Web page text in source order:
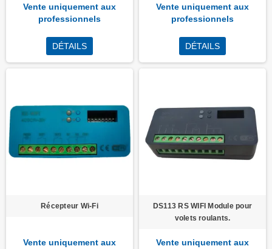
Vente uniquement aux
professionnels
DÉTAILS
Vente uniquement aux
professionnels
DÉTAILS
Récepteur Wi-Fi
Vente uniquement aux
DS113 RS WIFI Module pour
volets roulants.
Vente uniquement aux